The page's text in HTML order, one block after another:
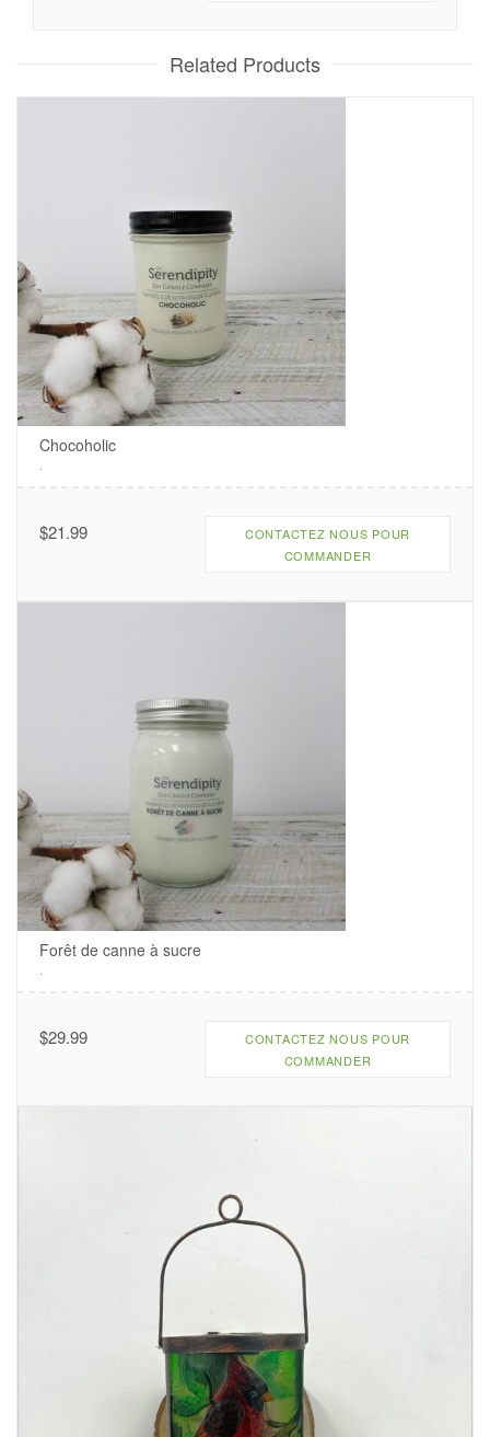
Related Products
Chocoholic
$21.99
CONTACTEZ NOUS POUR
COMMANDER
Forêt de canne à sucre
$29.99
CONTACTEZ NOUS POUR
COMMANDER